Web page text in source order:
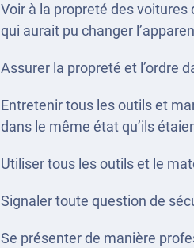
Voir à la propreté des
qui aurait pu changer
Assurer la propreté et l’ordre
Entretenir tous les outils et
dans le même état qu’ils
Utiliser tous les outils et le
Signaler toute question de
Se présenter de manière